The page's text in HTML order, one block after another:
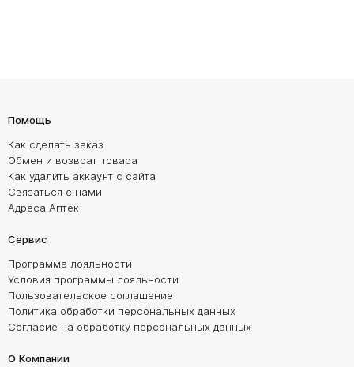
Помощь
Как сделать заказ
Обмен и возврат товара
Как удалить аккаунт с сайта
Связаться с нами
Адреса Аптек
Сервис
Программа лояльности
Условия программы лояльности
Пользовательское соглашение
Политика обработки персональных данных
Согласие на обработку персональных данных
О Компании